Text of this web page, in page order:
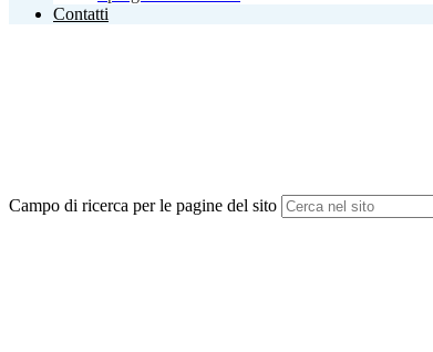
Contatti
Campo di ricerca per le pagine del sito